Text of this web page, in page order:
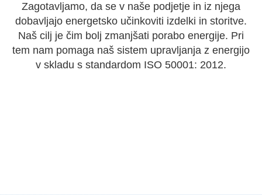
Zagotavljamo, da se v naše podjetje in iz njega
dobavljajo energetsko učinkoviti izdelki in storitve.
Naš cilj je čim bolj zmanjšati porabo energije. Pri
tem nam pomaga naš sistem upravljanja z energijo
v skladu s standardom ISO 50001: 2012.